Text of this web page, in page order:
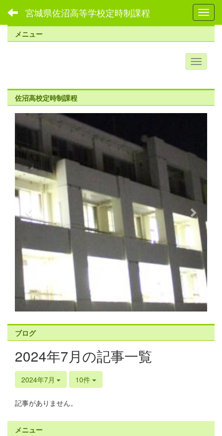
宮城県佐沼高等学校定時制課程
メニュー
佐沼高校定時制課程
r
e
v
i
o
s
ブログ
2024年7月の記事一覧
2024年7月 10件
記事がありません。
メニュー